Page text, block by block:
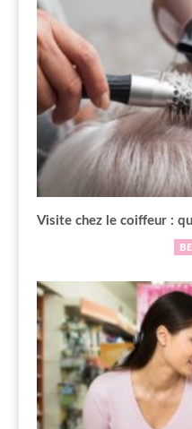
Visite chez le coiffeur :